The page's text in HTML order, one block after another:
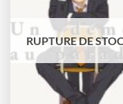
RUPTURE DE